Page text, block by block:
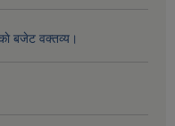
बजेट वक्तव्य।